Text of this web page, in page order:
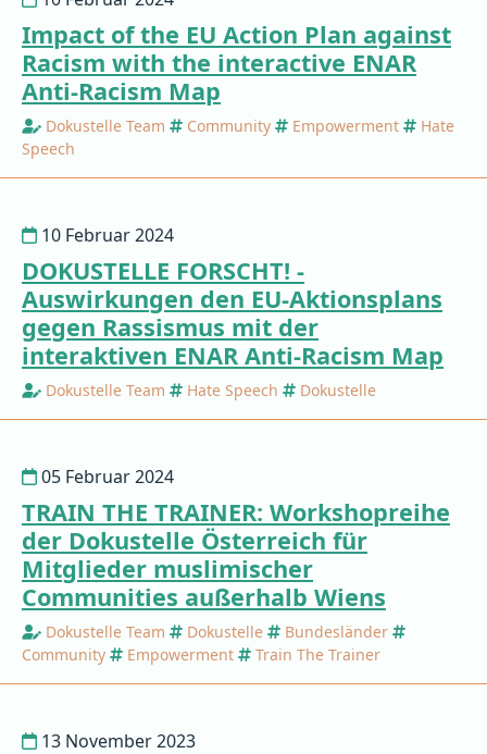
Impact of the EU Action Plan against
Racism with the interactive ENAR
Anti-Racism Map
Dokustelle Team Community Empowerment
Hate
Speech
10 Februar 2024
DOKUSTELLE FORSCHT! -
Auswirkungen den EU-Aktionsplans
gegen Rassismus mit der
interaktiven ENAR Anti-Racism Map
Dokustelle Team Hate Speech Dokustelle
05 Februar 2024
TRAIN THE TRAINER: Workshopreihe
der Dokustelle Österreich für
Mitglieder muslimischer
Communities außerhalb Wiens
Dokustelle Team Dokustelle
Bundesländer
Community
Empowerment Train The Trainer
13 November 2023